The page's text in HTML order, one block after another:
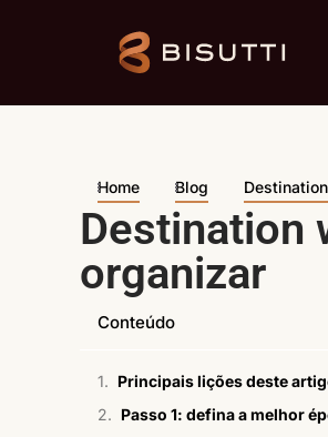
Home Blog
Destination
organizar
Conteúdo
Principais lições deste
Passo 1: defina a melhor